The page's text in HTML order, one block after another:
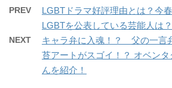
PREV
LGBTドラマ好評理由とは？今
LGBTを公表している芸能人
NEXT
キャラ弁に入魂！？ 父の一言
苔アートがスゴイ！？ オベンタ
んを紹介！